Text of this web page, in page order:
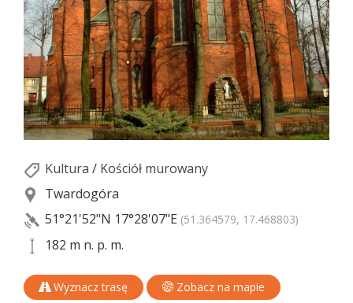
Kultura / Kościół murowany
Twardogóra
51°21'52"N 17°28'07"E (51.364579, 17.468803)
182 m n. p. m.
Wyznacz trasę Zobacz na mapie